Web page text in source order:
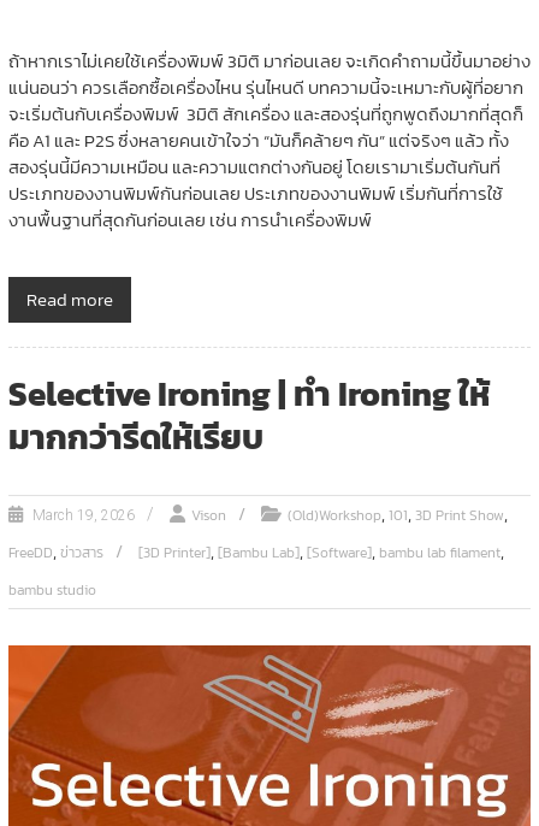
ถ้าหากเราไม่เคยใช้เครื่องพิมพ์ 3มิติ มาก่อนเลย จะเกิดคำถามนี้ขึ้นมาอย่าง
แน่นอนว่า ควรเลือกซื้อเครื่องไหน รุ่นไหนดี บทความนี้จะเหมาะกับผู้ที่อยาก
จะเริ่มต้นกับเครื่องพิมพ์ 3มิติ สักเครื่อง และสองรุ่นที่ถูกพูดถึงมากที่สุดก็
คือ A1 และ P2S ซึ่งหลายคนเข้าใจว่า “มันก็คล้ายๆ กัน” แต่จริงๆ แล้ว ทั้ง
สองรุ่นนี้มีความเหมือน และความแตกต่างกันอยู่ โดยเรามาเริ่มต้นกันที่
ประเภทของงานพิมพ์กันก่อนเลย ประเภทของงานพิมพ์ เริ่มกันที่การใช้
งานพื้นฐานที่สุดกันก่อนเลย เช่น การนำเครื่องพิมพ์
Read more
Selective Ironing | ทำ Ironing ให้
มากกว่ารีดให้เรียบ
March 19, 2026 Vison (Old)Workshop,101,3D Print Show,
FreeDD,ข่าวสาร [3D Printer],[Bambu Lab],[Software], bambu lab filament,
bambu studio